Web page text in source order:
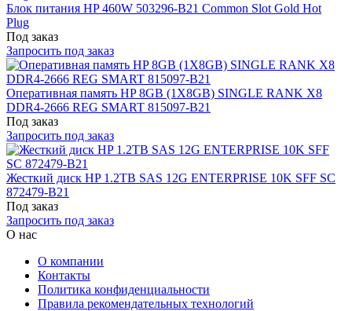
Блок питания HP 460W 503296-B21 Common Slot Gold Hot
Plug
Под заказ
Запросить под заказ
Оперативная память HP 8GB (1X8GB) SINGLE RANK X8
DDR4-2666 REG SMART 815097-B21
Под заказ
Запросить под заказ
Жесткий диск HP 1.2TB SAS 12G ENTERPRISE 10K SFF SC
872479-B21
Под заказ
Запросить под заказ
О нас
О компании
Контакты
Политика конфиденциальности
Правила рекомендательных технологий